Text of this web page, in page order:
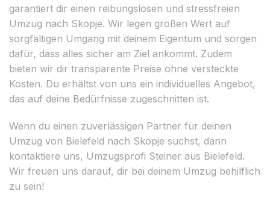
garantiert dir einen reibungslosen und stressfreien
Umzug nach Skopje. Wir legen großen Wert auf
sorgfältigen Umgang mit deinem Eigentum und sorgen
dafür, dass alles sicher am Ziel ankommt. Zudem
bieten wir dir transparente Preise ohne versteckte
Kosten. Du erhältst von uns ein individuelles Angebot,
das auf deine Bedürfnisse zugeschnitten ist.
Wenn du einen zuverlässigen Partner für deinen
Umzug von Bielefeld nach Skopje suchst, dann
kontaktiere uns, Umzugsprofi Steiner aus Bielefeld.
Wir freuen uns darauf, dir bei deinem Umzug behilflich
zu sein!